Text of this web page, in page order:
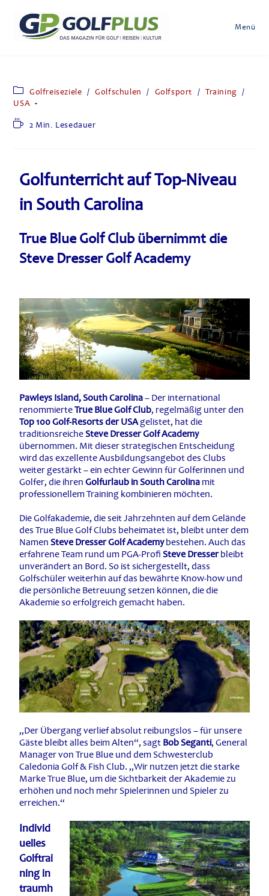
Menü
Golfreiseziele / Golfschulen / Golfsport / Training /
USA
2 Min. Lesedauer
Golfunterricht auf Top-Niveau
in South Carolina
True Blue Golf Club übernimmt die
Steve Dresser Golf Academy
Pawleys Island, South Carolina– Der international
renommierteTrue Blue Golf Club, regelmäßig unter den
Top 100 Golf-Resorts der USAgelistet, hat die
traditionsreicheSteve Dresser Golf Academy
übernommen. Mit dieser strategischen Entscheidung
wird das exzellente Ausbildungsangebot des Clubs
weiter gestärkt – ein echter Gewinn für Golferinnen und
Golfer, die ihrenGolfurlaub in South Carolinamit
professionellem Training kombinieren möchten.
Die Golfakademie, die seit Jahrzehnten auf dem Gelände
des True Blue Golf Clubs beheimatet ist, bleibt unter dem
NamenSteve Dresser Golf Academybestehen. Auch das
erfahrene Team rund um PGA-ProfiSteve Dresserbleibt
unverändert an Bord. So ist sichergestellt, dass
Golfschüler weiterhin auf das bewährte Know-how und
die persönliche Betreuung setzen können, die die
Akademie so erfolgreich gemacht haben.
„Der Übergang verlief absolut reibungslos – für unsere
Gäste bleibt alles beim Alten“, sagt Bob Seganti, General
Manager von True Blue und dem Schwesterclub
Caledonia Golf & Fish Club. „Wir nutzen jetzt die starke
Marke True Blue, um die Sichtbarkeit der Akademie zu
erhöhen und noch mehr Spielerinnen und Spieler zu
erreichen.“
Individ
uelles
Golftrai
ning in
traumh